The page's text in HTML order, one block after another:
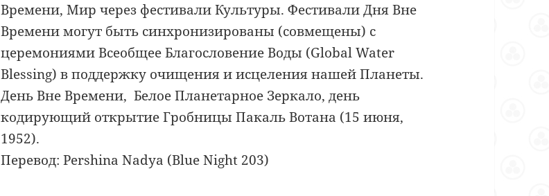
Времени, Мир через фестивали Культуры. Фестивали Дня Вне
Времени могут быть синхронизированы (совмещены) с
церемониями Всеобщее Благословение Воды (Global Water
Blessing) в поддержку очищения и исцеления нашей Планеты.
День Вне Времени, Белое Планетарное Зеркало, день
кодирующий открытие Гробницы Пакаль Вотана (15 июня,
1952).
Перевод: Pershina Nadya (Blue Night 203)